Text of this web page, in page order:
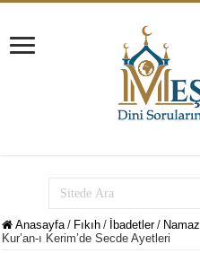
Anasayfa / Fıkıh / İbadetler / Namaz
Kur’an-ı Kerim’de Secde Ayetleri